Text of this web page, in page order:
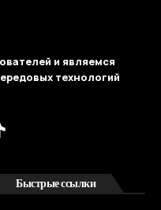
и являемся
технологий
Быстрые ссылки